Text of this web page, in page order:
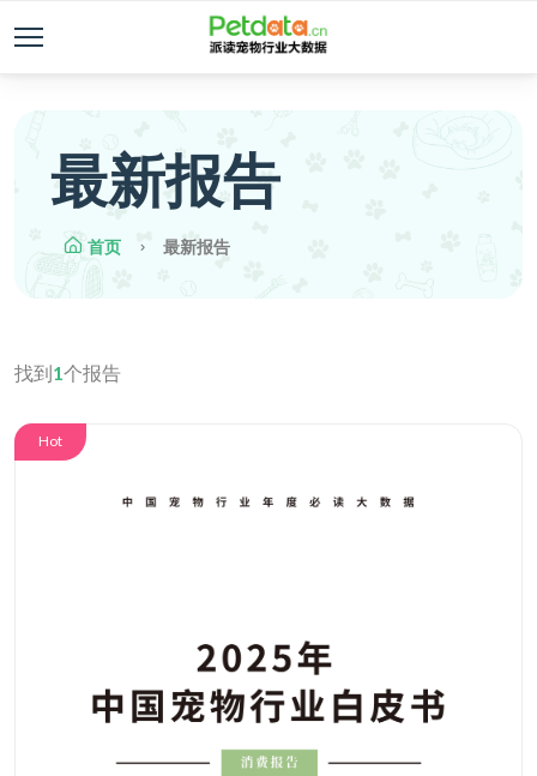
最新报告
首页 最新报告
找到1个报告
Hot